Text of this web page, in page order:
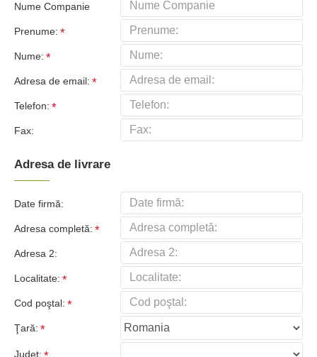
Nume Companie
Prenume:
Nume:
Adresa de email:
Telefon:
Fax:
Adresa de livrare
Date firmă:
Adresa completă:
Adresa 2:
Localitate:
Cod poştal:
Ţară:
Judeţ: